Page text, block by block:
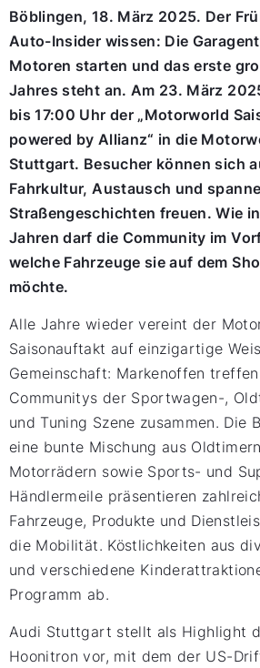
Böblingen, 18. März 2025. Der
Auto-Insider wissen: Die
Motoren starten und das erste
Jahres steht an. Am 23. März
bis 17:00 Uhr der „Motorworld
powered by Allianz“ in die
Stuttgart. Besucher können sich
Fahrkultur, Austausch und
Straßengeschichten freuen. Wie
Jahren darf die Community im
welche Fahrzeuge sie auf dem
möchte.
Alle Jahre wieder vereint der
Saisonauftakt auf einzigartige
Gemeinschaft: Markenoffen
Communitys der Sportwagen-,
und Tuning Szene zusammen. Die
eine bunte Mischung aus
Motorrädern sowie Sports- und
Händlermeile präsentieren
Fahrzeuge, Produkte und
die Mobilität. Köstlichkeiten aus
und verschiedene
Programm ab.
Audi Stuttgart stellt als Highlight
Hoonitron vor, mit dem der US-